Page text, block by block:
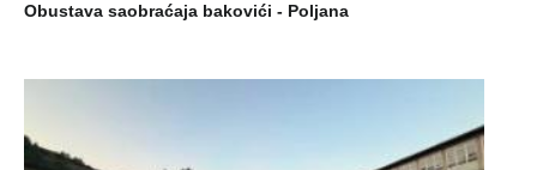
Obustava saobraćaja bakovići - Poljana